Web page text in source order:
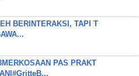
BERINTERAKSI, TAPI T
PAS PRAKT